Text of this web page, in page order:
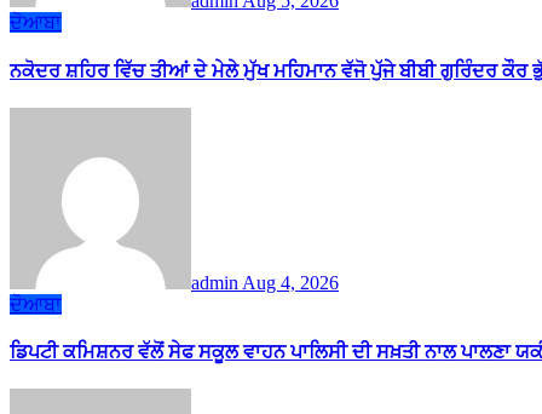
ਦੋਆਬਾ
ਨਕੋਦਰ ਸ਼ਹਿਰ ਵਿੱਚ ਤੀਆਂ ਦੇ ਮੇਲੇ ਮੁੱਖ ਮਹਿਮਾਨ ਵੱਜੋ ਪੁੱਜੇ ਬੀਬੀ ਗੁਰਿੰਦਰ ਕੌਰ
admin Aug 4, 2026
ਦੋਆਬਾ
ਡਿਪਟੀ ਕਮਿਸ਼ਨਰ ਵੱਲੋਂ ਸੇਫ ਸਕੂਲ ਵਾਹਨ ਪਾਲਿਸੀ ਦੀ ਸਖ਼ਤੀ ਨਾਲ ਪਾਲਣਾ